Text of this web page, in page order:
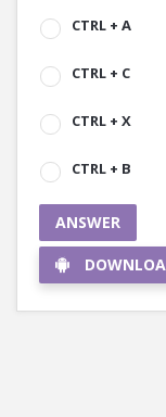
CTRL + A
CTRL + C
CTRL + X
CTRL + B
ANSWER